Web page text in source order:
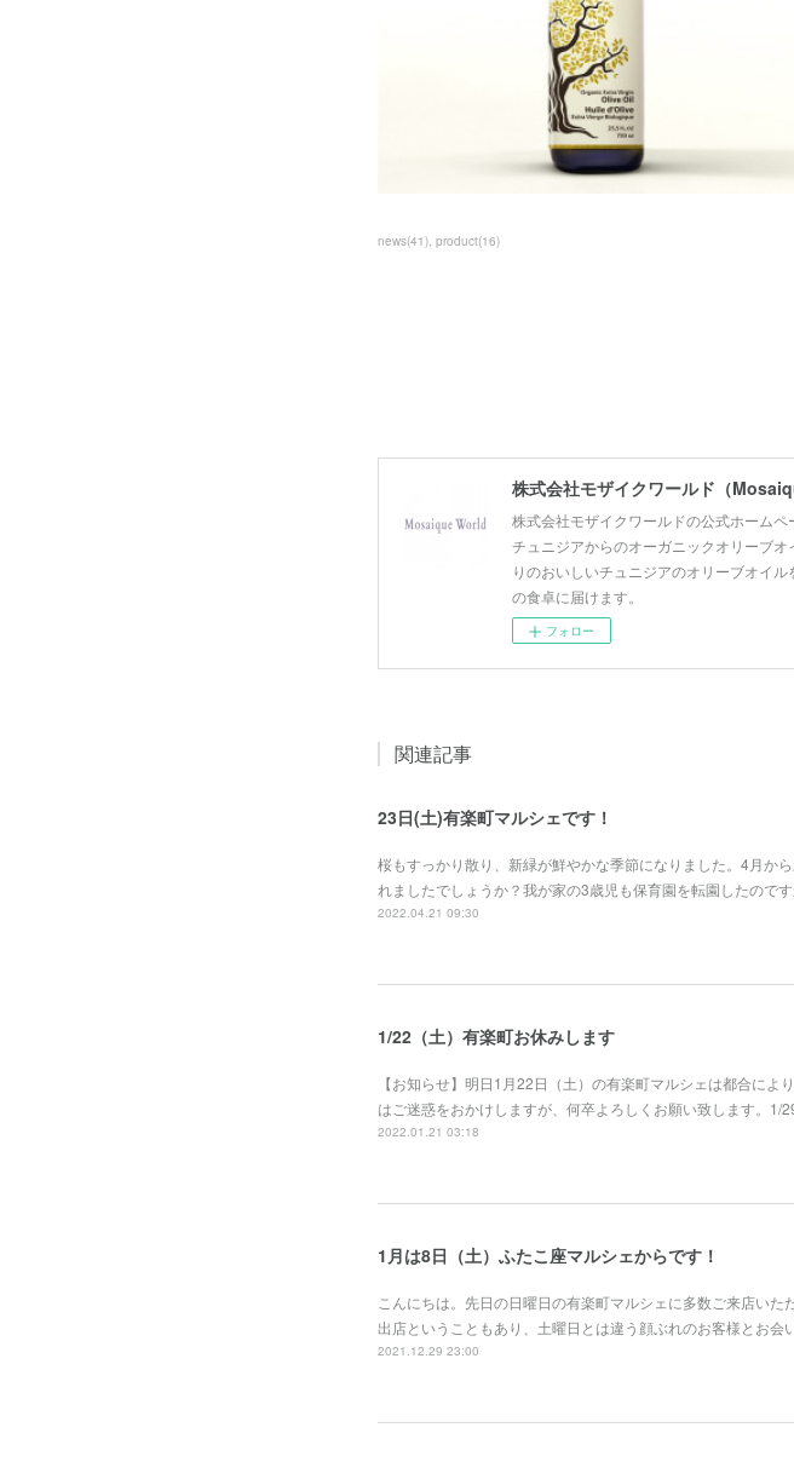
news(41) product(16)
株式会社モザイクワールド（
株式会社モザイクワールドの公式ホーム
チュニジアからのオーガニックオリーブ
りのおいしいチュニジアのオリーブオイ
の食卓に届けます。
フォロー
関連記事
23日(土)有楽町マルシェです！
桜もすっかり散り、新緑が鮮やかな季節になりました。4月か
れましたでしょうか？我が家の3歳児も保育園を転園したので
2022.04.21 09:30
1/22（土）有楽町お休みします
【お知らせ】明日1月22日（土）の有楽町マルシェは都合によ
はご迷惑をおかけしますが、何卒よろしくお願い致します。1/
2022.01.21 03:18
1月は8日（土）ふたこ座マルシェからです！
こんにちは。先日の日曜日の有楽町マルシェに多数ご来店い
出店ということもあり、土曜日とは違う顔ぶれのお客様とお会
2021.12.29 23:00